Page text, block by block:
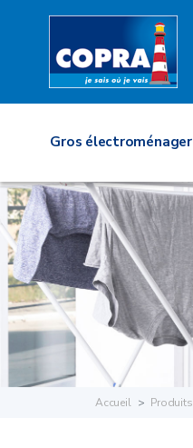
Gros électroménager
Accueil Produits